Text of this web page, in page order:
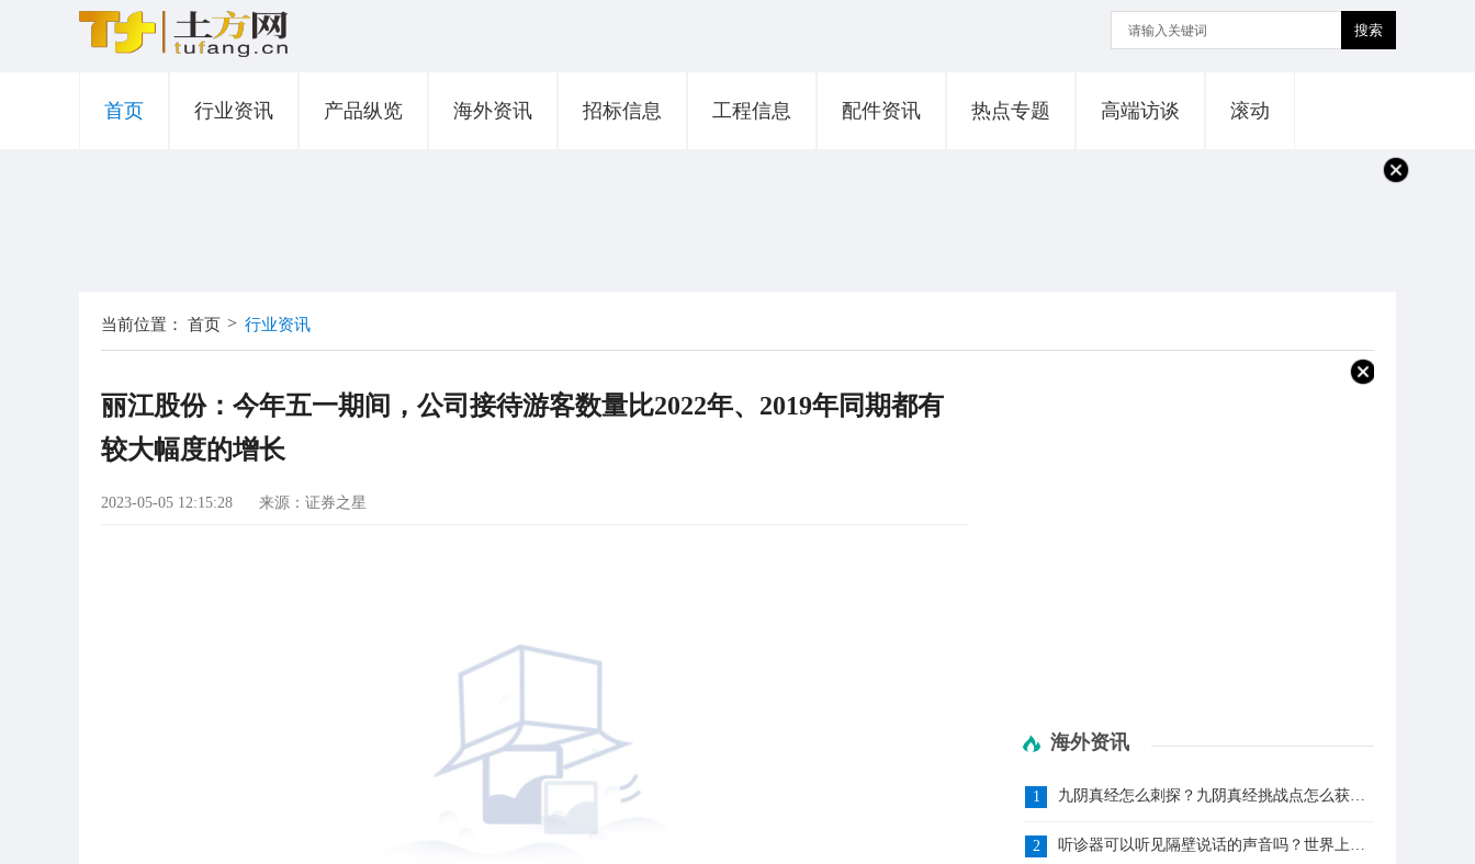
搜索
首页 行业资讯 产品纵览 海外资讯 招标信息 工程信息 配件资讯 热点专题 高端访谈 滚动
当前位置： 首页 > 行业资讯
丽江股份：今年五一期间，公司接待游客数量比2022年、2019年同期都有
较大幅度的增长
2023-05-05 12:15:28 来源：证券之星
海外资讯
1
九阴真经怎么刺探？九阴真经挑战点怎么获
2
听诊器可以听见隔壁说话的声音吗？世界上第